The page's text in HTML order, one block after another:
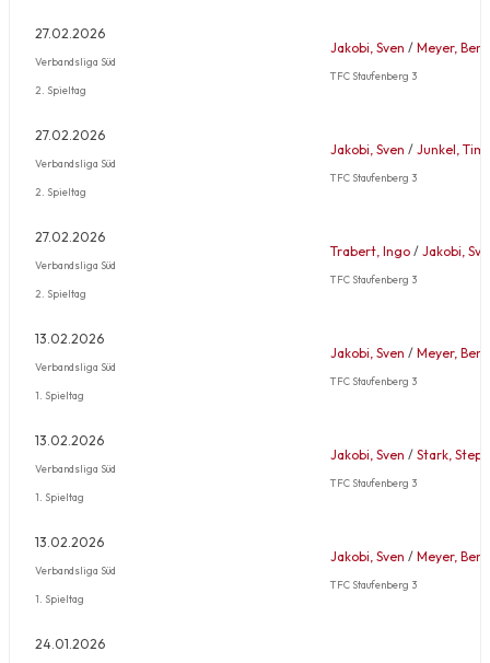
27.02.2026
Verbandsliga Süd
2. Spieltag
Jakobi, Sven / Meyer,
TFC Staufenberg 3
27.02.2026
Verbandsliga Süd
2. Spieltag
Jakobi, Sven / Junkel, Tim
TFC Staufenberg 3
27.02.2026
Verbandsliga Süd
2. Spieltag
Trabert, Ingo / Jakobi,
TFC Staufenberg 3
13.02.2026
Verbandsliga Süd
1. Spieltag
Jakobi, Sven / Meyer,
TFC Staufenberg 3
13.02.2026
Verbandsliga Süd
1. Spieltag
Jakobi, Sven / Stark,
TFC Staufenberg 3
13.02.2026
Verbandsliga Süd
1. Spieltag
Jakobi, Sven / Meyer,
TFC Staufenberg 3
24.01.2026